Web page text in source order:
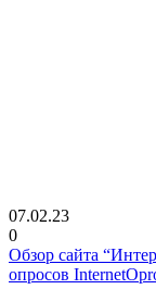
07.02.23
0
Обзор сайта
опросов